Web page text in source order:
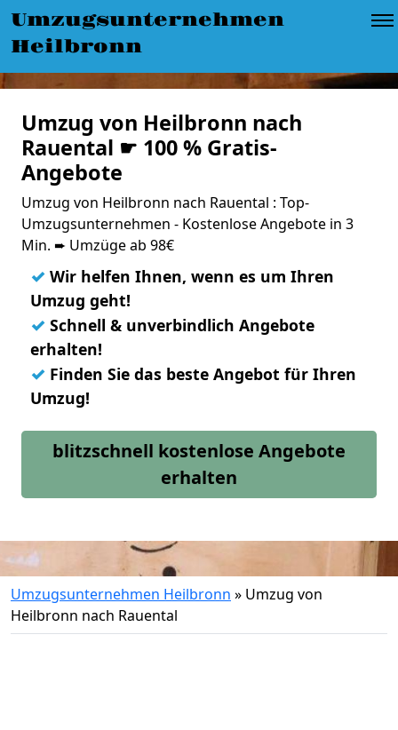
Umzugsunternehmen
Heilbronn
Umzug von Heilbronn nach
Rauental ☛ 100 % Gratis-
Angebote
Umzug von Heilbronn nach Rauental : Top-
Umzugsunternehmen - Kostenlose Angebote in 3
Min. ➨ Umzüge ab 98€
✓ Wir helfen Ihnen, wenn es um Ihren
Umzug geht!
✓ Schnell & unverbindlich Angebote
erhalten!
✓ Finden Sie das beste Angebot für Ihren
Umzug!
blitzschnell kostenlose Angebote
erhalten
Umzugsunternehmen Heilbronn » Umzug von
Heilbronn nach Rauental